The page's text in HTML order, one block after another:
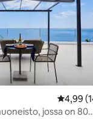
4,99
jossa on 80